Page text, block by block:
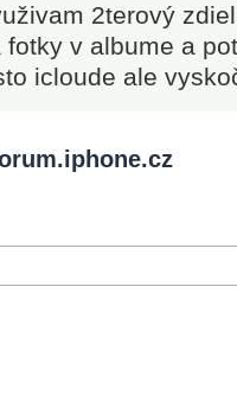
2terový
fotky v albume a
icloude ale